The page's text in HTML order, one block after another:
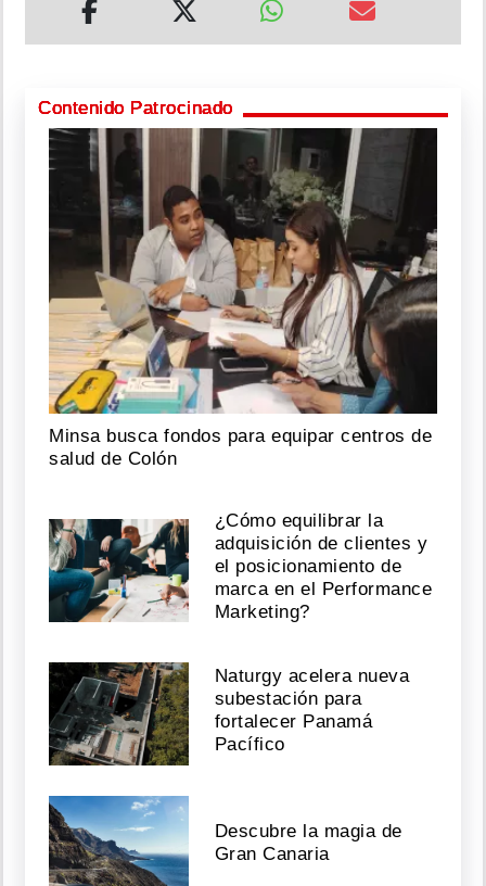
Contenido Patrocinado
Minsa busca fondos para equipar centros de
salud de Colón
¿Cómo equilibrar la
adquisición de clientes y
el posicionamiento de
marca en el Performance
Marketing?
Naturgy acelera nueva
subestación para
fortalecer Panamá
Pacífico
Descubre la magia de
Gran Canaria